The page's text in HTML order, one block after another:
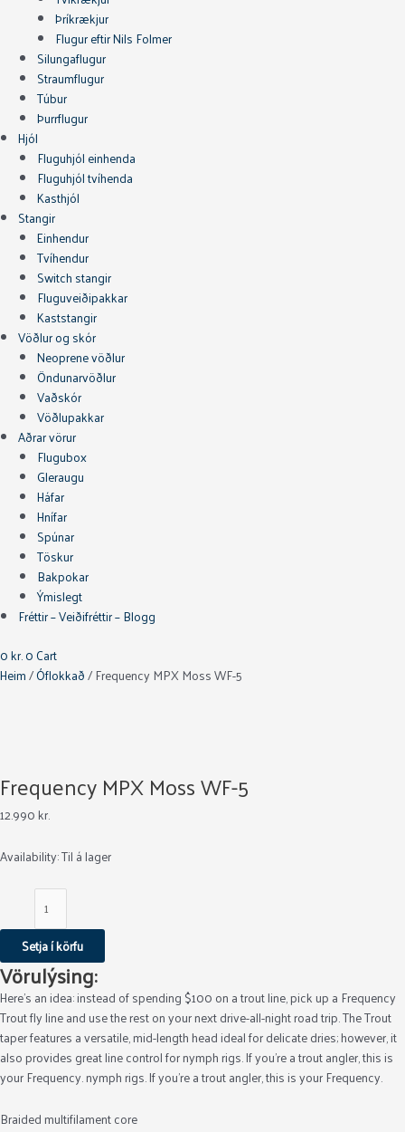
Þríkrækjur
Flugur eftir Nils Folmer
Silungaflugur
Straumflugur
Túbur
Þurrflugur
Hjól
Fluguhjól einhenda
Fluguhjól tvíhenda
Kasthjól
Stangir
Einhendur
Tvíhendur
Switch stangir
Fluguveiðipakkar
Kaststangir
Vöðlur og skór
Neoprene vöðlur
Öndunarvöðlur
Vaðskór
Vöðlupakkar
Aðrar vörur
Flugubox
Gleraugu
Háfar
Hnífar
Spúnar
Töskur
Bakpokar
Ýmislegt
Fréttir – Veiðifréttir – Blogg
0kr.0Cart
Heim/Óflokkað/ Frequency MPX Moss WF-5
Frequency MPX Moss WF-5
12.990kr.
Availability:Til á lager
Setja í körfu
Vörulýsing:
Here’s an idea: instead of spending $100 on a trout line, pick up a Frequency
Trout fly line and use the rest on your next drive-all-night road trip. The Trout
taper features a versatile, mid-length head ideal for delicate dries; however, it
also provides great line control for nymph rigs. If you’re a trout angler, this is
your Frequency. nymph rigs. If you’re a trout angler, this is your Frequency.
Braided multifilament core